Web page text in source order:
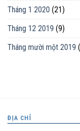
Tháng 1 2020 (21)
Tháng 12 2019 (9)
Tháng mười một 2019
ĐỊA CHỈ